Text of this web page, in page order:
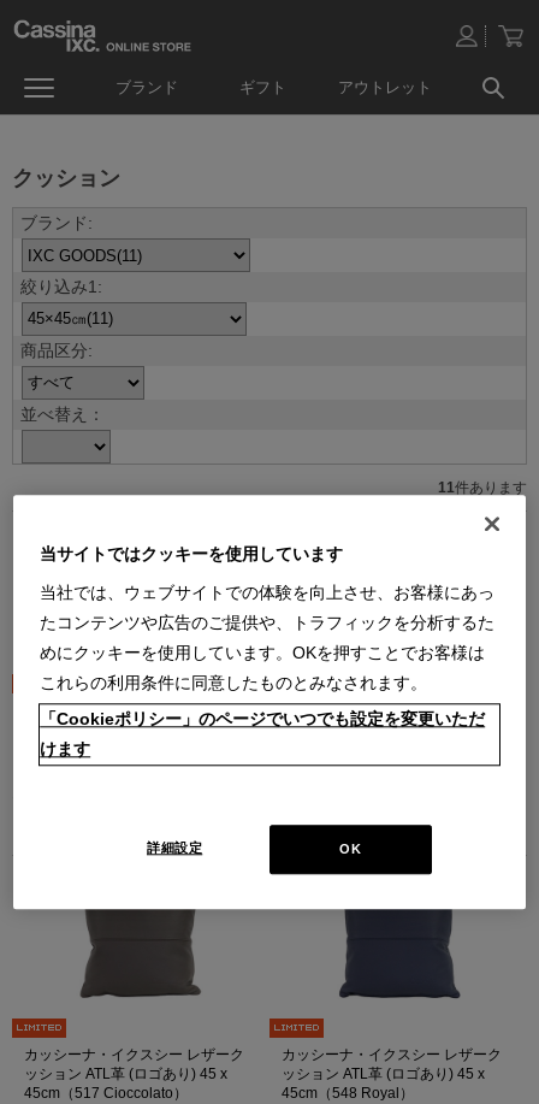
ブランド ギフト アウトレット
クッション
並べ替え：
11件あります
カッシーナ・イクスシー レザーク
ッション ATL革 (ロゴあり) 45 x
45cm（502 Latte）
（502 Latte）
カッシーナ・イクスシー レザーク
ッション ATL革 (ロゴあり) 45 x
（507 Terra）
カッシーナ・イクスシー レザーク
ッション ATL革 (ロゴあり) 45 x
45cm（517 Cioccolato）
カッシーナ・イクスシー レザーク
ッション ATL革 (ロゴあり) 45 x
45cm（548 Royal）
当サイトではクッキーを使用しています
当社では、ウェブサイトでの体験を向上させ、お客様にあっ
たコンテンツや広告のご提供や、トラフィックを分析するた
めにクッキーを使用しています。OKを押すことでお客様は
これらの利用条件に同意したものとみなされます。
「Cookieポリシー」のページでいつでも設定を変更いただ
けます
OK
詳細設定